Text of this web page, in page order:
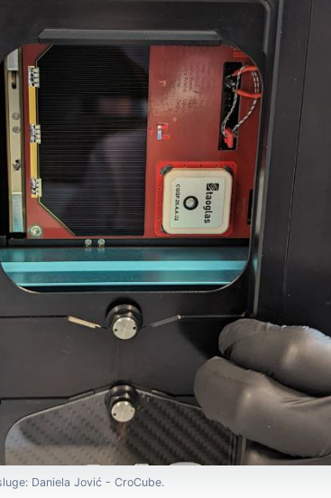
Daniela Jović - CroCube.